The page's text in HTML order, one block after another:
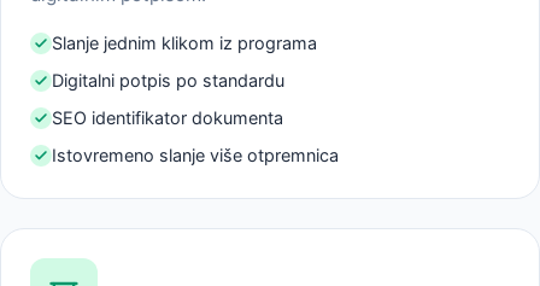
Slanje jednim klikom iz programa
Digitalni potpis po standardu
SEO identifikator dokumenta
Istovremeno slanje više otpremnica